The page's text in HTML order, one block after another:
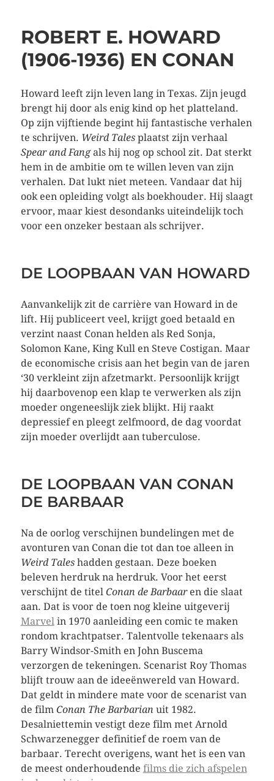
ROBERT E. HOWARD
(1906-1936) EN CONAN
Howard leeft zijn leven lang in Texas. Zijn jeugd
brengt hij door als enig kind op het platteland.
Op zijn vijftiende begint hij fantastische verhalen
te schrijven. Weird Talesplaatst zijn verhaal
Spear and Fangals hij nog op school zit. Dat sterkt
hem in de ambitie om te willen leven van zijn
verhalen. Dat lukt niet meteen. Vandaar dat hij
ook een opleiding volgt als boekhouder. Hij slaagt
ervoor, maar kiest desondanks uiteindelijk toch
voor een onzeker bestaan als schrijver.
DE LOOPBAAN VAN HOWARD
Aanvankelijk zit de carrière van Howard in de
lift. Hij publiceert veel, krijgt goed betaald en
verzint naast Conan helden als Red Sonja,
Solomon Kane, King Kull en Steve Costigan. Maar
de economische crisis aan het begin van de jaren
‘30 verkleint zijn afzetmarkt. Persoonlijk krijgt
hij daarbovenop een klap te verwerken als zijn
moeder ongeneeslijk ziek blijkt. Hij raakt
depressief en pleegt zelfmoord, de dag voordat
zijn moeder overlijdt aan tuberculose.
DE LOOPBAAN VAN CONAN
DE BARBAAR
Na de oorlog verschijnen bundelingen met de
avonturen van Conan die tot dan toe alleen in
Weird Taleshadden gestaan. Deze boeken
beleven herdruk na herdruk. Voor het eerst
verschijnt de titel Conan de Barbaaren die slaat
aan. Dat is voor de toen nog kleine uitgeverij
Marvelin 1970 aanleiding een comic te maken
rondom krachtpatser. Talentvolle tekenaars als
Barry Windsor-Smith en John Buscema
verzorgen de tekeningen. Scenarist Roy Thomas
blijft trouw aan de ideeënwereld van Howard.
Dat geldt in mindere mate voor de scenarist van
de film Conan The Barbarian uit 1982.
Desalniettemin vestigt deze film met Arnold
Schwarzenegger definitief de roem van de
barbaar. Terecht overigens, want het is een van
de meest onderhoudende films die zich afspelen